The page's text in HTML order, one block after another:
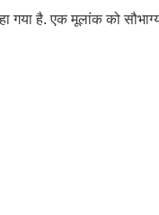
गया है. एक मूलांक को